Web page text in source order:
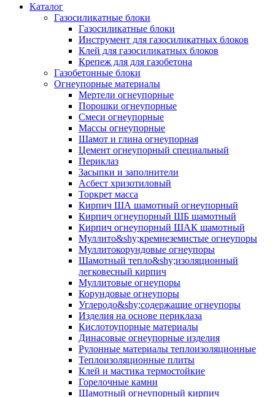
Каталог
Газосиликатные блоки
Газосиликатные блоки
Инструмент для газосиликатных блоков
Клей для газосиликатных блоков
Крепеж для для газобетона
Газобетонные блоки
Огнеупорные материалы
Мертели огнеупорные
Порошки огнеупорные
Смеси огнеупорные
Массы огнеупорные
Шамот и глина огнеупорная
Цемент огнеупорный специальный
Периклаз
Засыпки и заполнители
Асбест хризотиловый
Торкрет масса
Кирпич ША шамотный огнеупорный
Кирпич огнеупорный ШБ шамотный
Кирпич огнеупорный ШАК шамотный
Муллито&shy;­кремнеземистые огнеупоры
Муллито­корундовые огнеупоры
Шамотный тепло&shy;изоляционный
легковесный кирпич
Муллитовые огнеупоры
Корундовые огнеупоры
Углеродо&shy;содержащие огнеупоры
Изделия на основе периклаза
Кислотоупорные материалы
Динасовые огнеупорные изделия
Рулонные материалы теплоизоляционные
Тепло­изоляционные плиты
Клей и мастика термостойкие
Горелочные камни
Шамотный огнеупорный кирпич